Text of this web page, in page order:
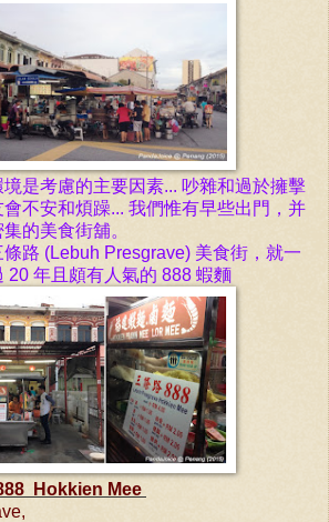
境是考慮的主要因素... 吵雜和過於擁擊
會不安和煩躁... 我們惟有早些出 門 ，并
的美食街舖。
條路 (Lebuh Presgrave) 美食街，就一
20 年且 頗有人 氣的 888 蝦麵
Hokkien Mee